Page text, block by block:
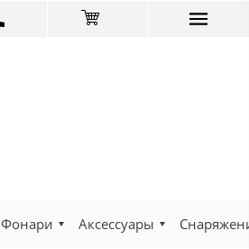
Фонари Аксессуары